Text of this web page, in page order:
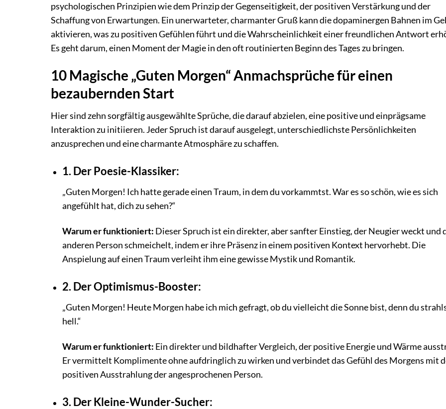
psychologischen Prinzipien wie dem Prinzip der Gegenseitigkeit, der positiven Verstärkung und der
Schaffung von Erwartungen. Ein unerwarteter, charmanter Gruß kann die dopaminergen Bahnen im
aktivieren, was zu positiven Gefühlen führt und die Wahrscheinlichkeit einer freundlichen Antwort
Es geht darum, einen Moment der Magie in den oft routinierten Beginn des Tages zu bringen.
10 Magische „Guten Morgen“ Anmachsprüche für einen
bezaubernden Start
Hier sind zehn sorgfältig ausgewählte Sprüche, die darauf abzielen, eine positive und einprägsame
Interaktion zu initiieren. Jeder Spruch ist darauf ausgelegt, unterschiedlichste Persönlichkeiten
anzusprechen und eine charmante Atmosphäre zu schaffen.
1. Der Poesie-Klassiker:
„Guten Morgen! Ich hatte gerade einen Traum, in dem du vorkammtst. War es so schön, wie es sich
angefühlt hat, dich zu sehen?“
Warum er funktioniert: Dieser Spruch ist ein direkter, aber sanfter Einstieg, der Neugier weckt und
anderen Person schmeichelt, indem er ihre Präsenz in einem positiven Kontext hervorhebt. Die
Anspielung auf einen Traum verleiht ihm eine gewisse Mystik und Romantik.
2. Der Optimismus-Booster:
„Guten Morgen! Heute Morgen habe ich mich gefragt, ob du vielleicht die Sonne bist, denn du
hell.“
Warum er funktioniert: Ein direkter und bildhafter Vergleich, der positive Energie und Wärme
Er vermittelt Komplimente ohne aufdringlich zu wirken und verbindet das Gefühl des Morgens mit
positiven Ausstrahlung der angesprochenen Person.
3. Der Kleine-Wunder-Sucher: